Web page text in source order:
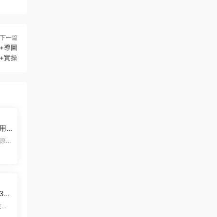
下一篇
導圖
+實操